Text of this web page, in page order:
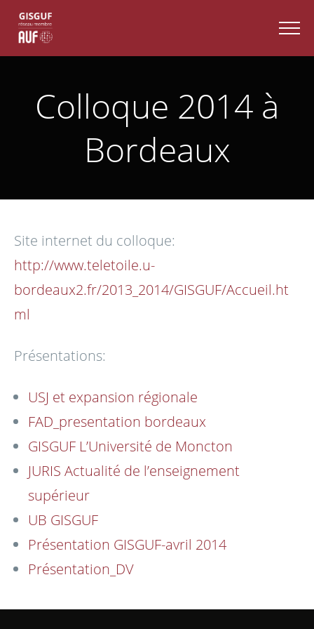
Colloque 2014 à
Bordeaux
Site internet du colloque:
http://www.teletoile.u-
bordeaux2.fr/2013_2014/GISGUF/Accueil.ht
ml
Présentations:
USJ et expansion régionale
FAD_presentation bordeaux
GISGUF L’Université de Moncton
JURIS Actualité de l’enseignement
supérieur
UB GISGUF
Présentation GISGUF-avril 2014
Présentation_DV